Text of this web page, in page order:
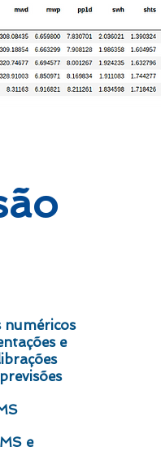
numéricos
e
e